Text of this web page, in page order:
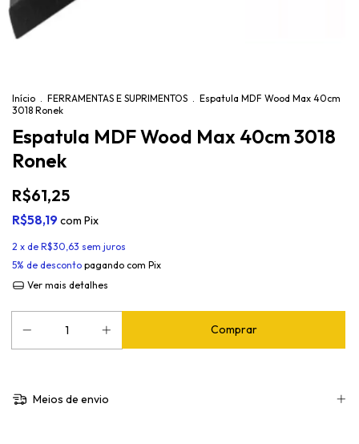
Início . FERRAMENTAS E SUPRIMENTOS . Espatula MDF Wood Max 40cm
3018 Ronek
Espatula MDF Wood Max 40cm 3018
Ronek
R$61,25
R$58,19 com Pix
2 x de R$30,63 sem juros
5% de desconto pagando com Pix
Ver mais detalhes
Meios de envio